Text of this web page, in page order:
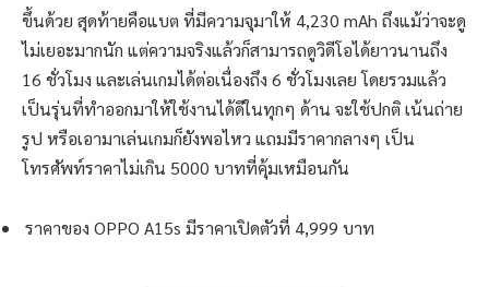
ขึ้นด้วย สุดท้ายคือแบต ที่มีความจุมาให้ 4,230 mAh ถึงแม้ว่าจะดู
ไม่เยอะมากนัก แต่ความจริงแล้วก็สามารถดูวิดีโอได้ยาวนานถึง
16 ชั่วโมง และเล่นเกมได้ต่อเนื่องถึง 6 ชั่วโมงเลย โดยรวมแล้ว
เป็นรุ่นที่ทำออกมาให้ใช้งานได้ดีในทุกๆ ด้าน จะใช้ปกติ เน้นถ่าย
รูป หรือเอามาเล่นเกมก็ยังพอไหว แถมมีราคากลางๆ เป็น
โทรศัพท์ราคาไม่เกิน 5000 บาทที่คุ้มเหมือนกัน
ราคาของ OPPO A15s มีราคาเปิดตัวที่ 4,999 บาท